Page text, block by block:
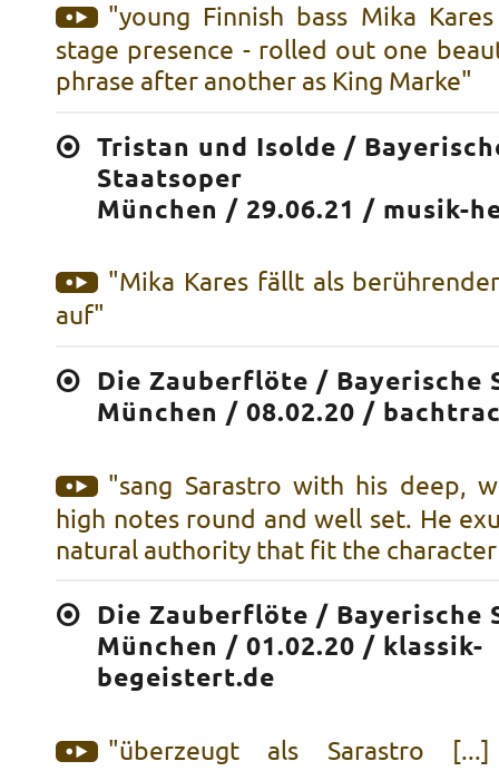
"young Finnish bass Mika
stage presence - rolled out one
phrase after another as King Marke"
Tristan und Isolde /
Staatsoper
München / 29.06.21 / musik-
"Mika Kares fällt als
auf"
Die Zauberflöte / Bayerische
München / 08.02.20 /
"sang Sarastro with his deep,
high notes round and well set. He
natural authority that fit the
Die Zauberflöte / Bayerische
München / 01.02.20 / klassik-
begeistert.de
"überzeugt als Sarastro